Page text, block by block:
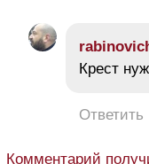
Крест
Ответить
Комментарий